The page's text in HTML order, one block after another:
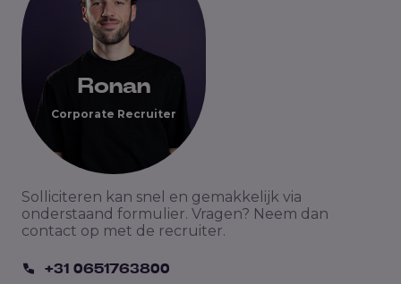
Ronan
Corporate Recruiter
Solliciteren kan snel en gemakkelijk via
onderstaand formulier. Vragen? Neem dan
contact op met de recruiter.
+31 0651763800